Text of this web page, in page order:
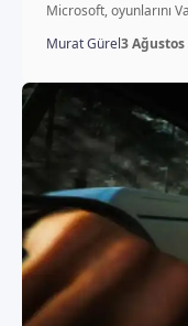
Microsoft, oyunlarını
Murat Gürel3 Ağustos